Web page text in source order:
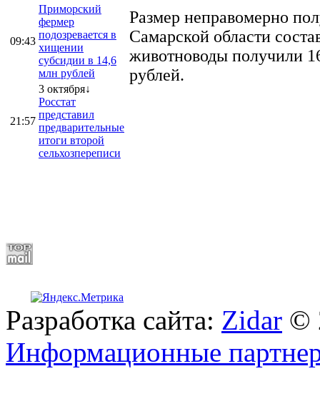
09:43
Приморский
фермер
подозревается в
хищении
субсидии в 14,6
млн рублей
21:57
3 октября↓
Росстат
представил
предварительные
итоги второй
сельхозпереписи
Размер неправомерно
Самарской области
животноводы получили
рублей.
Разработка сайта: Zidar ©
Информационные